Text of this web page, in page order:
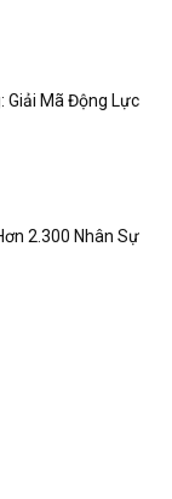
Giải Mã Động Lực
2.300 Nhân Sự